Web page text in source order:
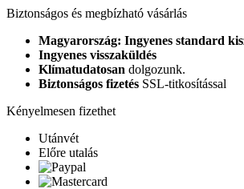
Biztonságos és megbízható vásárlás
Magyarország: Ingyenes standard
Ingyenes visszaküldés
Klímatudatosan dolgozunk.
Biztonságos fizetés SSL-titkosítással
Kényelmesen fizethet
Utánvét
Előre utalás